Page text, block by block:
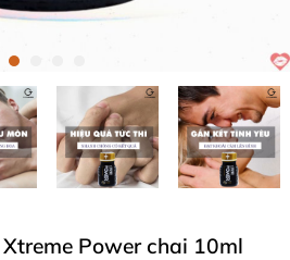
Power chai 10ml